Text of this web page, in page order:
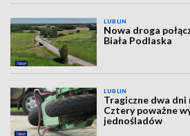
LUBLIN
Nowa droga
Biała Podlaska
LUBLIN
Tragiczne dwa
Cztery poważne
jednośladów